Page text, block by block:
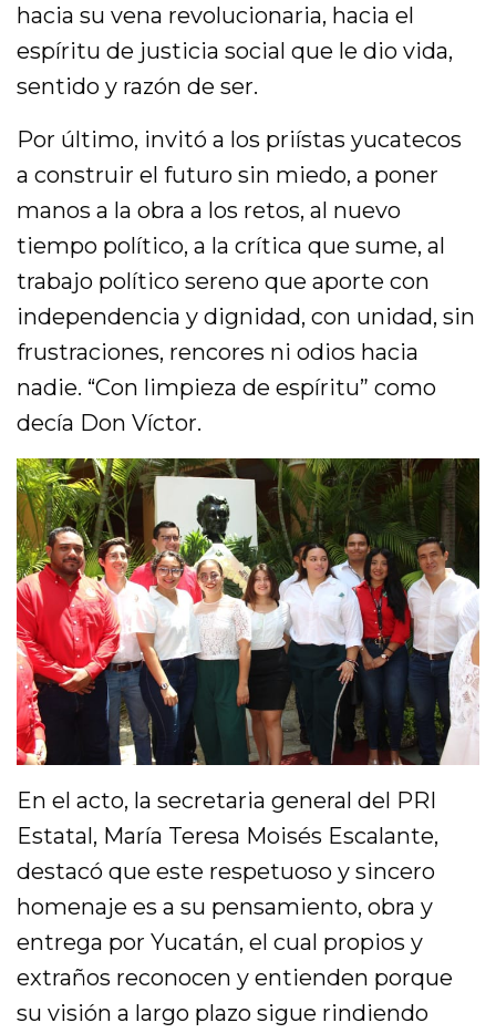
hacia su vena revolucionaria, hacia el
espíritu de justicia social que le dio vida,
sentido y razón de ser.
Por último, invitó a los priístas yucatecos
a construir el futuro sin miedo, a poner
manos a la obra a los retos, al nuevo
tiempo político, a la crítica que sume, al
trabajo político sereno que aporte con
independencia y dignidad, con unidad, sin
frustraciones, rencores ni odios hacia
nadie. “Con limpieza de espíritu” como
decía Don Víctor.
En el acto, la secretaria general del PRI
Estatal, María Teresa Moisés Escalante,
destacó que este respetuoso y sincero
homenaje es a su pensamiento, obra y
entrega por Yucatán, el cual propios y
extraños reconocen y entienden porque
su visión a largo plazo sigue rindiendo